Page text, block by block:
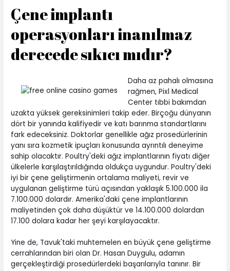
Çene implantı
operasyonları inanılmaz
derecede sıkıcı mıdır?
Daha az pahalı olmasına
rağmen, Pixl Medical
Center tıbbi bakımdan
uzakta yüksek gereksinimleri takip eder. Birçoğu dünyanın
dört bir yanında kalifiyedir ve katı barınma standartlarını
fark edeceksiniz. Doktorlar genellikle ağız prosedürlerinin
yanı sıra kozmetik ipuçları konusunda ayrıntılı deneyime
sahip olacaktır. Poultry'deki ağız implantlarının fiyatı diğer
ülkelerle karşılaştırıldığında oldukça uygundur. Poultry'deki
iyi bir çene geliştirmenin ortalama maliyeti, revir ve
uygulanan geliştirme türü açısından yaklaşık 5.100.000 ila
7.100.000 dolardır. Amerika'daki çene implantlarının
maliyetinden çok daha düşüktür ve 14.100.000 dolardan
17.100 dolara kadar her şeyi karşılayacaktır.
Yine de, Tavuk'taki muhtemelen en büyük çene geliştirme
cerrahlarından biri olan Dr. Hasan Duygulu, adamın
gerçekleştirdiği prosedürlerdeki başarılarıyla tanınır. Bir